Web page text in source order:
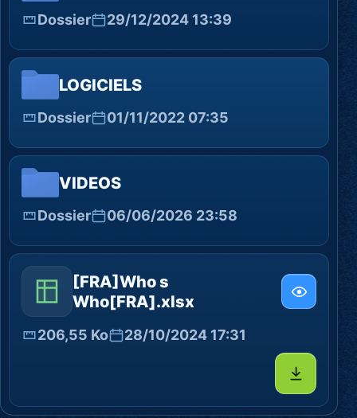
Dossier 29/12/2024 13:39
LOGICIELS
Dossier 01/11/2022 07:35
VIDEOS
Dossier 06/06/2026 23:58
[FRA]Who s
Who[FRA].xlsx
206,55 Ko 28/10/2024 17:31